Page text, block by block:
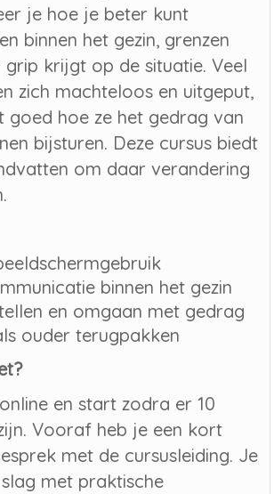
je hoe je beter kunt
binnen het gezin, grenzen
grip krijgt op de situatie. Veel
zich machteloos en uitgeput,
goed hoe ze het gedrag van
bijsturen. Deze cursus biedt
om daar verandering
binnen het gezin
en omgaan met gedrag
ouder terugpakken
en start zodra er 10
Vooraf heb je een kort
met de cursusleiding. Je
met praktische